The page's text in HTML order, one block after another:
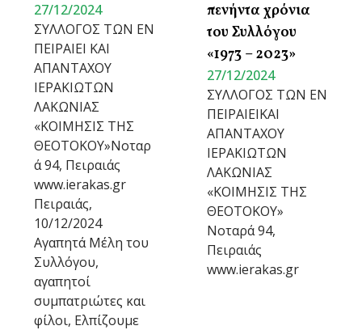
27/12/2024
ΣΥΛΛΟΓΟΣ ΤΩΝ ΕΝ
ΠΕΙΡΑΙΕΙ ΚΑΙ
ΑΠΑΝΤΑΧΟΥ
ΙΕΡΑΚΙΩΤΩΝ
ΛΑΚΩΝΙΑΣ
«ΚΟΙΜHΣΙΣ ΤΗΣ
ΘΕΟΤΟΚΟΥ»Νοταρ
ά 94, Πειραιάς
www.ierakas.gr
Πειραιάς,
10/12/2024
Αγαπητά Μέλη του
Συλλόγου,
αγαπητοί
συμπατριώτες και
φίλοι, Ελπίζουμε
πενήντα χρόνια
του Συλλόγου
«1973 – 2023»
27/12/2024
ΣΥΛΛΟΓΟΣ ΤΩΝ ΕΝ
ΠΕΙΡΑΙΕΙΚΑΙ
ΑΠΑΝΤΑΧΟΥ
ΙΕΡΑΚΙΩΤΩΝ
ΛΑΚΩΝΙΑΣ
«ΚΟΙΜHΣΙΣ ΤΗΣ
ΘΕΟΤΟΚΟΥ»
Νοταρά 94,
Πειραιάς
www.ierakas.gr